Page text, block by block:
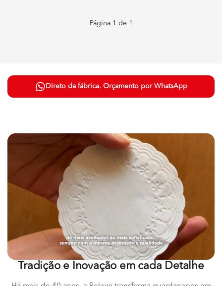
Página 1 de 1
Direto da fábrica. Orçamento por WhatsApp
Tradição e Inovação em cada Detalhe